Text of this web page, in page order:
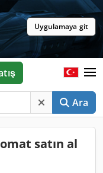
Uygulamaya git
Ara
satın al